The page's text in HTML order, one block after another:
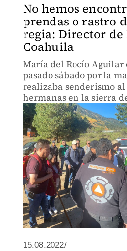
No hemos
prendas o rastro
regia: Director de
Coahuila
María del Rocío Aguilar
pasado sábado por la
realizaba senderismo al
hermanas en la sierra
Coahuila
15.08.2022/